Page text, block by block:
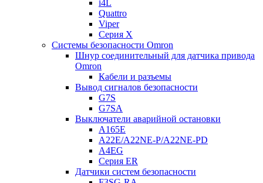
i4L
Quattro
Viper
Серия X
Системы безопасности Omron
Шнур соединительный для датчика привода
Omron
Кабели и разъемы
Вывод сигналов безопасности
G7S
G7SA
Выключатели аварийной остановки
A165E
A22E/A22NE-P/A22NE-PD
A4EG
Серия ER
Датчики систем безопасности